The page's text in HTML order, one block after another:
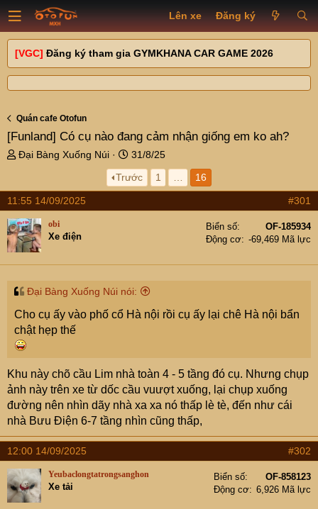
Lên xe Đăng ký
[VGC] Đăng ký tham gia GYMKHANA CAR GAME 2026
Quán cafe Otofun
[Funland] Có cụ nào đang cảm nhận giống em ko ah?
T
e
a
d
s
t
t
r
Đại Bàng Xuống Núi
N
g
à
y
31/8/25
Trước
1 16
11:55 14/09/2025 #301
obi
Xe điện
Biển số
OF-185934
Động cơ
-69,469 Mã lực
Đại Bàng Xuống Núi nói:
Cho cụ ấy vào phố cổ Hà nội rồi cụ ấy lại chê Hà nội bẩn
chật hẹp thế
Khu này chõ cầu Lim nhà toàn 4 - 5 tầng đó cụ. Nhưng chụp
ảnh này trên xe từ dốc cầu vuượt xuống, lại chụp xuống
đường nên nhìn dãy nhà xa xa nó thấp lè tè, đến như cái
nhà Bưu Điện 6-7 tầng nhìn cũng thấp,
12:00 14/09/2025 #302
Yeubaclongtatrongsanghon
Xe tải
Biển số
OF-858123
Động cơ
6,926 Mã lực